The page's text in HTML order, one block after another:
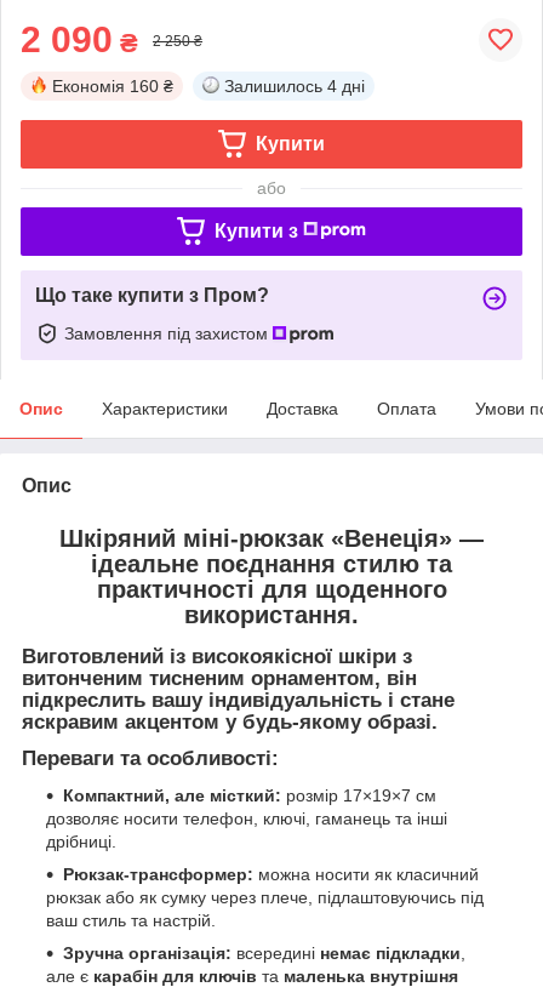
2 090 ₴ 2 250 ₴
Економія 160 ₴ Залишилось 4 дні
Купити
або
Купити з
Що таке купити з Пром?
Замовлення під захистом
Опис Характеристики Доставка Оплата Умови
Опис
Шкіряний міні-рюкзак «Венеція» —
ідеальне поєднання стилю та
практичності для щоденного
використання.
Виготовлений із високоякісної шкіри з
витонченим тисненим орнаментом, він
підкреслить вашу індивідуальність і стане
яскравим акцентом у будь-якому образі.
Переваги та особливості:
Компактний, але місткий: розмір 17×19×7 см
дозволяє носити телефон, ключі, гаманець та інші
дрібниці.
Рюкзак-трансформер: можна носити як класичний
рюкзак або як сумку через плече, підлаштовуючись під
ваш стиль та настрій.
Зручна організація: всередині немає підкладки
але є карабін для ключів та маленька внутрішня